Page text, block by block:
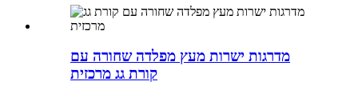
מדרגות ישרות מעץ מפלדה שחורה עם
קורת גג מרכזית